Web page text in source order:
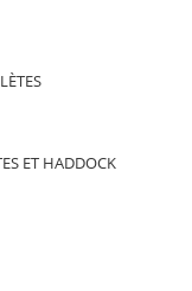
ET HADDOCK